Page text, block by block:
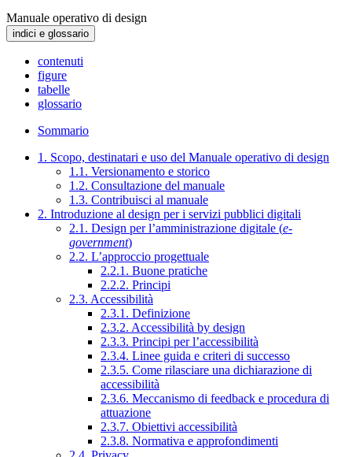
Manuale operativo di design
indici e glossario
contenuti
figure
tabelle
glossario
Sommario
1. Scopo, destinatari e uso del Manuale operativo di design
1.1. Versionamento e storico
1.2. Consultazione del manuale
1.3. Contribuisci al manuale
2. Introduzione al design per i servizi pubblici digitali
2.1. Design per l’amministrazione digitale (e-
government)
2.2. L’approccio progettuale
2.2.1. Buone pratiche
2.2.2. Principi
2.3. Accessibilità
2.3.1. Definizione
2.3.2. Accessibilità by design
2.3.3. Principi per l’accessibilità
2.3.4. Linee guida e criteri di successo
2.3.5. Come rilasciare una dichiarazione di
accessibilità
2.3.6. Meccanismo di feedback e procedura di
attuazione
2.3.7. Obiettivi accessibilità
2.3.8. Normativa e approfondimenti